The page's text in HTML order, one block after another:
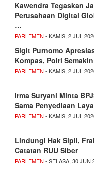
Kawendra Tegaskan
Perusahaan Digital
…
PARLEMEN - KAMIS, 2 JUL
Sigit Purnomo
Kompas, Polri
PARLEMEN - KAMIS, 2 JUL
Irma Suryani Minta
Sama Penyediaan
PARLEMEN - KAMIS, 2 JUL
Lindungi Hak Sipil,
Catatan RUU Siber
PARLEMEN - SELASA, 30 JUN